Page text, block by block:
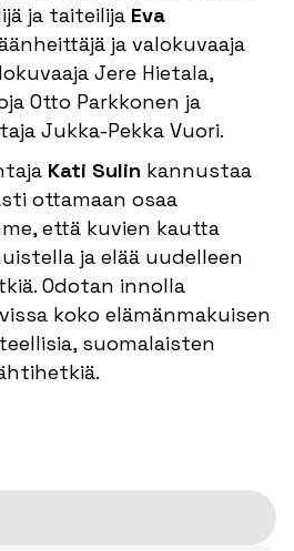
ja taiteilija Eva
ja valokuvaaja
Jere Hietala,
Otto Parkkonen ja
Jukka-Pekka Vuori.
Kati Sulin kannustaa
ottamaan osaa
että kuvien kautta
ja elää uudelleen
Odotan innolla
koko elämänmakuisen
suomalaisten